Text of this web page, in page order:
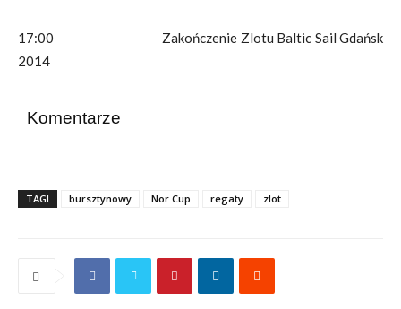
17:00 Zakończenie Zlotu Baltic Sail Gdańsk
2014
Komentarze
TAGI bursztynowy Nor Cup regaty zlot